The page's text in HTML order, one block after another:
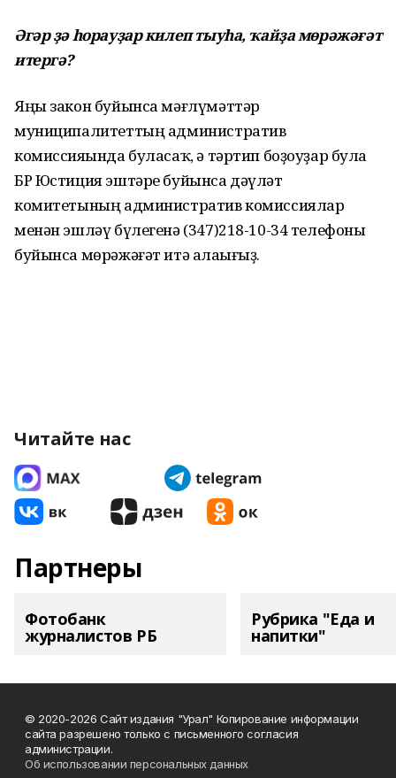
Әгәр ҙә һорауҙар килеп тыуһа, ҡайҙа мөрәжәғәт
итергә?
Яңы закон буйынса мәғлүмәттәр
муниципалитеттың административ
комиссияһында буласаҡ, ә тәртип боҙоуҙар булһа
БР Юстиция эштәре буйынса дәүләт
комитетының административ комиссиялар
менән эшләү бүлегенә (347)218-10-34 телефоны
буйынса мөрәжәғәт итә алаһығыҙ.
Читайте нас
Партнеры
Фотобанк
журналистов РБ
Рубрика "Еда и
напитки"
© 2020-2026 Сайт издания "Урал" Копирование информации
сайта разрешено только с письменного согласия
администрации.
Об использовании персональных данных